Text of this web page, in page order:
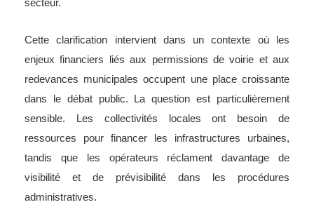
secteur.
Cette clarification intervient dans un contexte où les
enjeux financiers liés aux permissions de voirie et aux
redevances municipales occupent une place croissante
dans le débat public. La question est particulièrement
sensible. Les collectivités locales ont besoin de
ressources pour financer les infrastructures urbaines,
tandis que les opérateurs réclament davantage de
visibilité et de prévisibilité dans les procédures
administratives.